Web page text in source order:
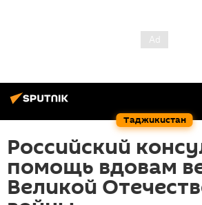
Таджикистан
Российский
помощь вдовам
Великой